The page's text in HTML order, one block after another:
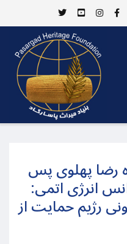
رضا پهلوی پس
انرژی اتمی:
رژيم حمایت از